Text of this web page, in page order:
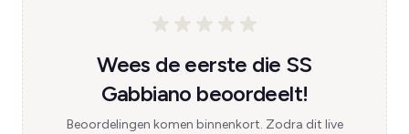
Wees de eerste die SS
Gabbiano beoordeelt!
Beoordelingen komen binnenkort. Zodra dit live